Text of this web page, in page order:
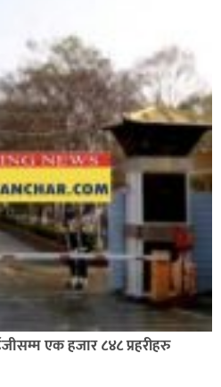
एक हजार ८४८ प्रहरीहरु